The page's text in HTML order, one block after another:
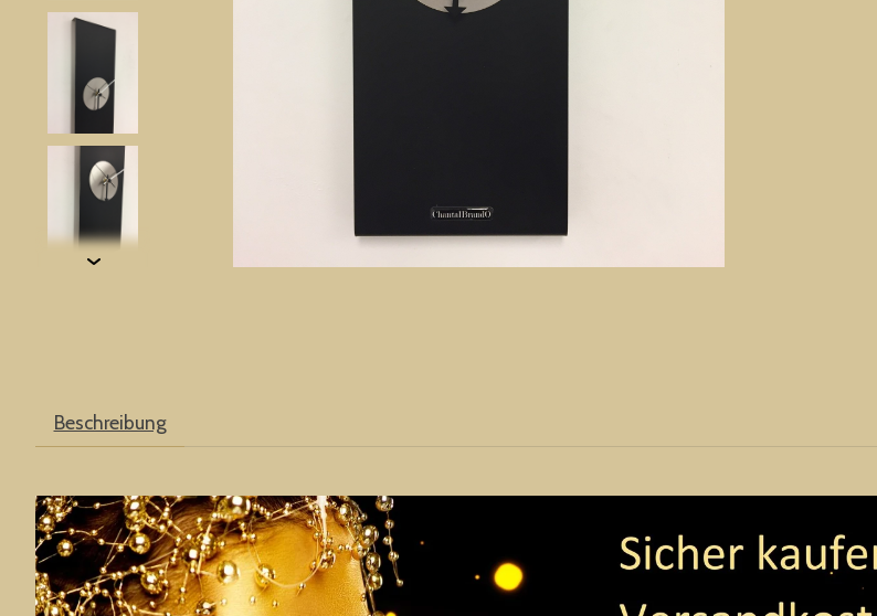
Beschreibung